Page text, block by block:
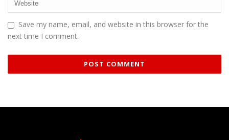
Save my name, email, and website in this browser for the
next time I comment.